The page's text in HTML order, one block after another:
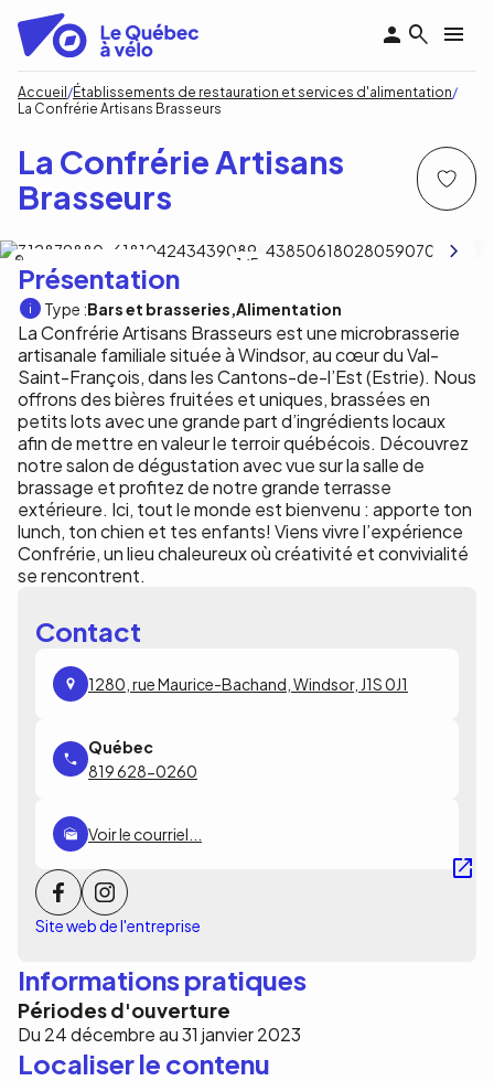
contenu
principal
Fil
Accueil
Établissements de restauration et services d'alimentation
La Confrérie Artisans Brasseurs
La Confrérie Artisans
Brasseurs
1 /5
Présentation
Type :Bars et brasseries Alimentation
La Confrérie Artisans Brasseurs est une microbrasserie
artisanale familiale située à Windsor, au cœur du Val-
Saint-François, dans les Cantons-de-l’Est (Estrie). Nous
offrons des bières fruitées et uniques, brassées en
petits lots avec une grande part d’ingrédients locaux
afin de mettre en valeur le terroir québécois. Découvrez
notre salon de dégustation avec vue sur la salle de
brassage et profitez de notre grande terrasse
extérieure. Ici, tout le monde est bienvenu : apporte ton
lunch, ton chien et tes enfants! Viens vivre l’expérience
Confrérie, un lieu chaleureux où créativité et convivialité
se rencontrent.
Contact
1280, rue Maurice-Bachand, Windsor, J1S 0J1
819 628-0260
Voir le courriel...
Site web de l'entreprise
Informations pratiques
Périodes d'ouverture
Du 24 décembre au 31 janvier 2023
Localiser le contenu